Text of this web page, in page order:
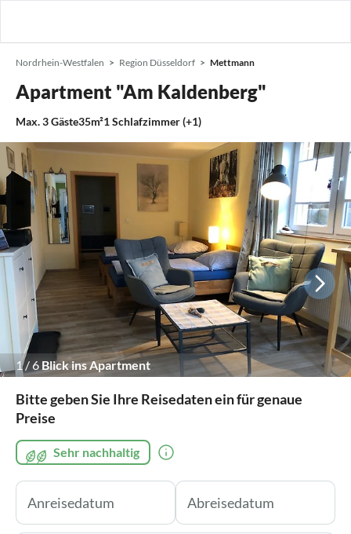
Nordrhein-Westfalen Region Düsseldorf Mettmann
Apartment "Am Kaldenberg"
Max.3Gäste35m²1Schlafzimmer (+1)
1/6 Blick ins Apartment
Bitte geben Sie Ihre Reisedaten ein für genaue
Preise
Sehr nachhaltig